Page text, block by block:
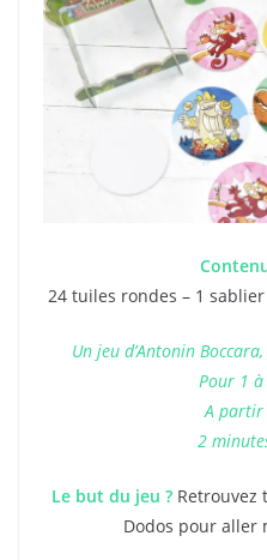
24 tuiles rondes – 1
Un jeu d’Antonin
Pour 1
A partir
2
Le but du jeu ? Retrouvez
Dodos pour aller